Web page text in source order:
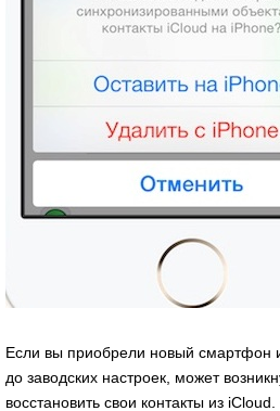
Если вы приобрели новый смартфон
до заводских настроек, может
восстановить свои контакты из